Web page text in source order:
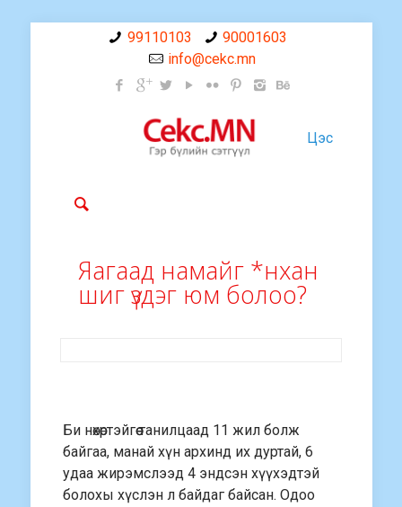
99110103
90001603
info@cekc.mn
Цэс
Яагаад намайг *нхан
шиг үздэг юм болоо?
Би нөхөртэйгөө танилцаад 11 жил болж
байгаа, манай хүн архинд их дуртай, 6
удаа жирэмслээд 4 эндсэн хүүхэдтэй
болохы хүслэн л байдаг байсан. Одоо